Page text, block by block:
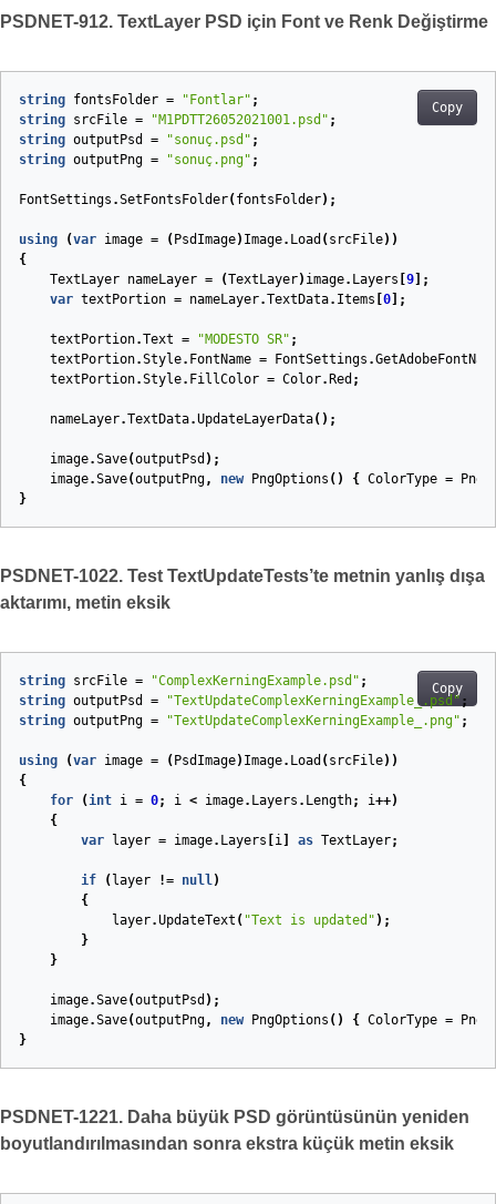
PSDNET-912. TextLayer PSD için Font ve Renk Değiştirme
Copy
string fontsFolder = "Fontlar" ;
string srcFile = "M1PDTT26052021001.psd" ;
string outputPsd = "sonuç.psd" ;
string outputPng = "sonuç.png" ;
FontSettings .SetFontsFolder( fontsFolder);
using (var image = ( PsdImage) Image. Load ( srcFile))
{
TextLayer nameLayer = (TextLayer) image. Layers 9 ];
var textPortion = nameLayer.TextData. Items 0 ];
textPortion.Text = "MODESTO SR" ;
textPortion.Style. FontName = FontSettings .
textPortion.Style. FillColor = Color. Red ;
nameLayer.TextData.UpdateLayerData();
image.Save(outputPsd );
image.Save(outputPng, new PngOptions () { ColorType =
}
PSDNET-1022. Test TextUpdateTests’te metnin yanlış dışa
aktarımı, metin eksik
Copy
string srcFile = "ComplexKerningExample.psd" ;
string outputPsd = "TextUpdateComplexKerningExample_.psd" ;
string outputPng = "TextUpdateComplexKerningExample_.png" ;
using (var image = ( PsdImage) Image. Load ( srcFile))
{
for
(int i = 0; i < image. Layers . Length; i++)
{
var
layer = image. Layers i as TextLayer;
if ( layer != null)
{
layer.UpdateText ( "Text is updated" );
}
}
image.Save(outputPsd );
image.Save(outputPng, new PngOptions () { ColorType =
}
PSDNET-1221. Daha büyük PSD görüntüsünün yeniden
boyutlandırılmasından sonra ekstra küçük metin eksik